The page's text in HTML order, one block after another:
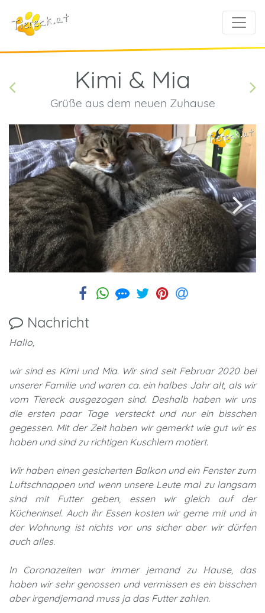
Kimi & Mia
Grüße aus dem neuen Zuhause
Nachricht
Hallo,
wir sind es Kimi und Mia. Wir sind seit Februar 2020 bei
unserer Familie und waren ca. ein halbes Jahr alt, als wir
vom Tiereck ausgezogen sind. Deshalb haben wir uns
die ersten paar Tage versteckt und nur ein bisschen
gegessen. Mit der Zeit haben wir gemerkt wie gut wir es
haben und sind zu richtigen Kuschlern motiert.
Wir haben einen gesicherten Balkon und ein Fenster zum
Luftschnappen und wenn unsere Leute mal zu langsam
sind mit Futter geben, essen wir gleich auf der
Kücheninsel. Auch ihr Essen kosten wir gerne mit und in
der Wohnung ist nichts vor uns sicher aber wir dürfen
auch alles.
In Coronazeiten war immer jemand zu Hause, das
haben wir sehr genossen und vermissen es ein bisschen
aber irgendjemand muss ja das Futter zahlen.